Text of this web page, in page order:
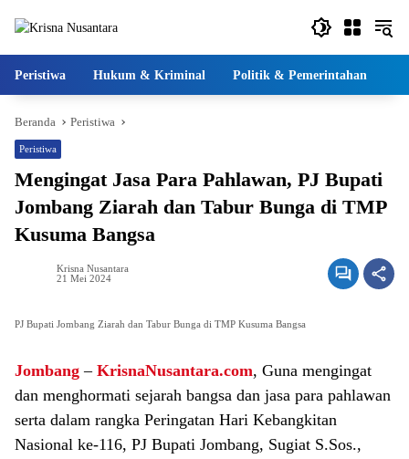
Peristiwa Hukum & Kriminal Politik & Pemerintahan
Beranda Peristiwa
Peristiwa
Mengingat Jasa Para Pahlawan, PJ Bupati
Jombang Ziarah dan Tabur Bunga di TMP
Kusuma Bangsa
Krisna Nusantara
21 Mei 2024
PJ Bupati Jombang Ziarah dan Tabur Bunga di TMP Kusuma Bangsa
Jombang – KrisnaNusantara.com, Guna mengingat
dan menghormati sejarah bangsa dan jasa para pahlawan
serta dalam rangka Peringatan Hari Kebangkitan
Nasional ke-116, PJ Bupati Jombang, Sugiat S.Sos.,